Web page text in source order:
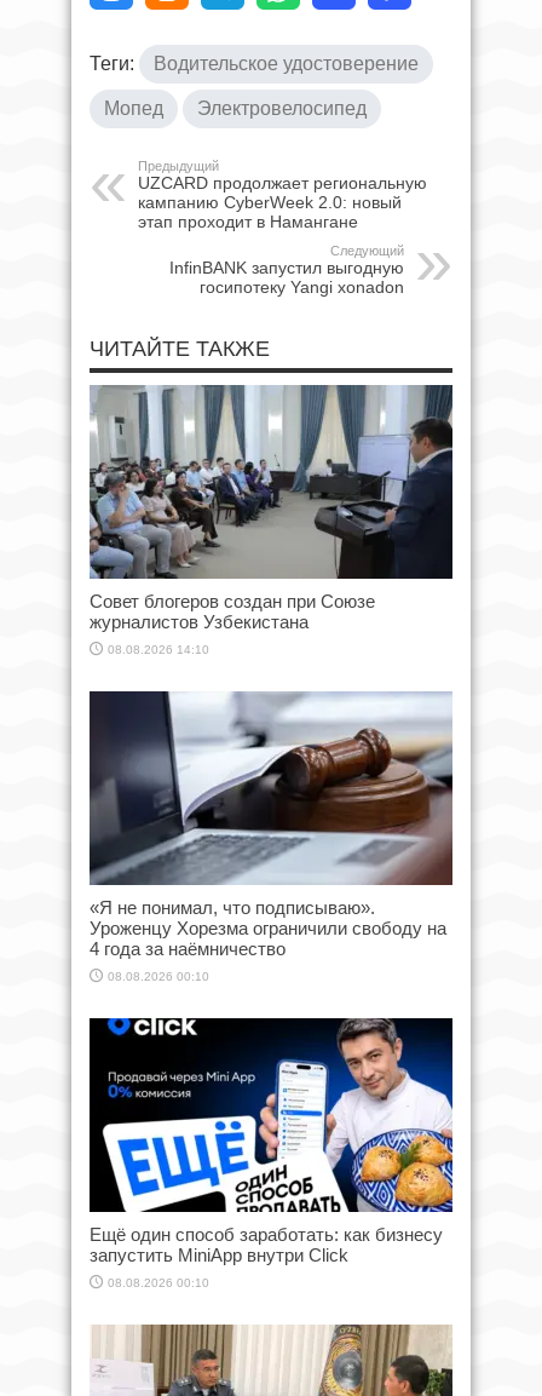
Теги: Водительское удостоверение
Мопед Электровелосипед
Предыдущий
UZCARD продолжает региональную
кампанию CyberWeek 2.0: новый
этап проходит в Намангане
Следующий
InfinBANK запустил выгодную
госипотеку Yangi xonadon
ЧИТАЙТЕ ТАКЖЕ
Совет блогеров создан при Союзе
журналистов Узбекистана
08.08.2026 14:10
«Я не понимал, что подписываю».
Уроженцу Хорезма ограничили свободу на
4 года за наёмничество
08.08.2026 00:10
Ещё один способ заработать: как бизнесу
запустить MiniApp внутри Click
08.08.2026 00:10